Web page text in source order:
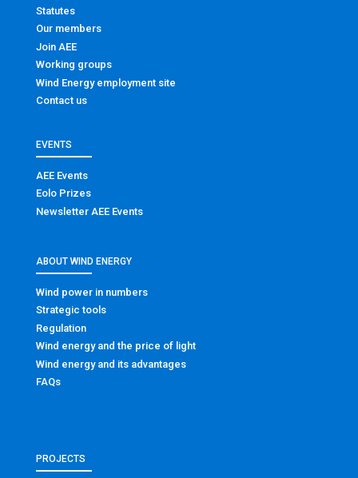
Statutes
Our members
Join AEE
Working groups
Wind Energy employment site
Contact us
EVENTS
AEE Events
Eolo Prizes
Newsletter AEE Events
ABOUT WIND ENERGY
Wind power in numbers
Strategic tools
Regulation
Wind energy and the price of light
Wind energy and its advantages
FAQs
PROJECTS